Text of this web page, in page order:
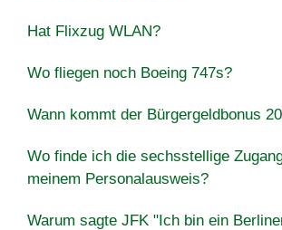
Hat Flixzug WLAN?
Wo fliegen noch Boeing 747s?
Wann kommt der Bürgergeldbonus
Wo finde ich die sechsstellige
meinem Personalausweis?
Warum sagte JFK "Ich bin ein